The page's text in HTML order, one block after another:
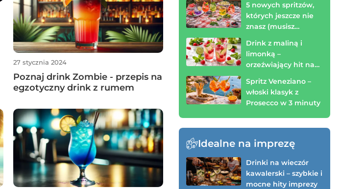
27 stycznia 2024
Poznaj drink Zombie - przepis na
egzotyczny drink z rumem
5 nowych spritzów,
których jeszcze nie
znasz (musisz
Drink z maliną i
limonką –
orzeźwiający hit na
minuty)
Spritz Veneziano –
włoski klasyk z
Prosecco w 3 minuty
Idealne na imprezę
Drinki na wieczór
kawalerski – szybkie i
mocne hity imprezy